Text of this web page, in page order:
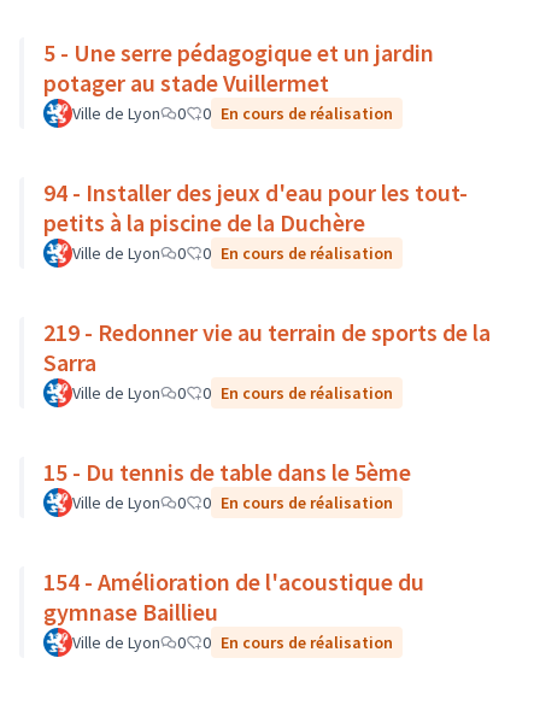
5 - Une serre pédagogique et un jardin
potager au stade Vuillermet
Ville de Lyon 0 0 En cours de réalisation
94 - Installer des jeux d'eau pour les tout-
petits à la piscine de la Duchère
Ville de Lyon 0 0 En cours de réalisation
219 - Redonner vie au terrain de sports de la
Sarra
Ville de Lyon 0 0 En cours de réalisation
15 - Du tennis de table dans le 5ème
Ville de Lyon 0 0 En cours de réalisation
154 - Amélioration de l'acoustique du
gymnase Baillieu
Ville de Lyon 0 0 En cours de réalisation